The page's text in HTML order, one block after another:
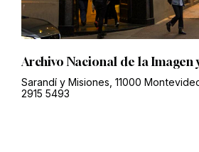
Archivo Nacional de la Imagen
Sarandí y Misiones, 11000
2915 5493